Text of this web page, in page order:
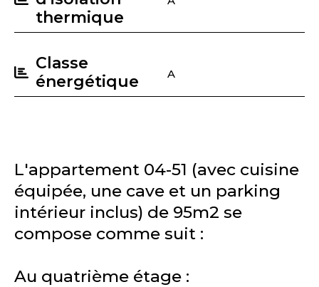
thermique
Classe
énergétique
A
L'appartement 04-51 (avec cuisine
équipée, une cave et un parking
intérieur inclus) de 95m2 se
compose comme suit :
Au quatrième étage :